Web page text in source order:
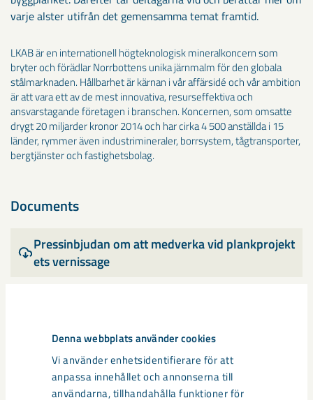
Denna webbplats använder cookies
Vi använder enhetsidentifierare för att
anpassa innehållet och annonserna till
användarna, tillhandahålla funktioner för
varje alster utifrån det gemensamma temat framtid.
LKAB är en internationell högteknologisk mineralkoncern som
bryter och förädlar Norrbottens unika järnmalm för den globala
stålmarknaden. Hållbarhet är kärnan i vår affärsidé och vår ambition
är att vara ett av de mest innovativa, resurseffektiva och
ansvarstagande företagen i branschen. Koncernen, som omsatte
drygt 20 miljarder kronor 2014 och har cirka 4 500 anställda i 15
länder, rymmer även industrimineraler, borrsystem, tågtransporter,
bergtjänster och fastighetsbolag.
Documents
Pressinbjudan om att medverka vid plankprojekt
ets vernissage
Taggar